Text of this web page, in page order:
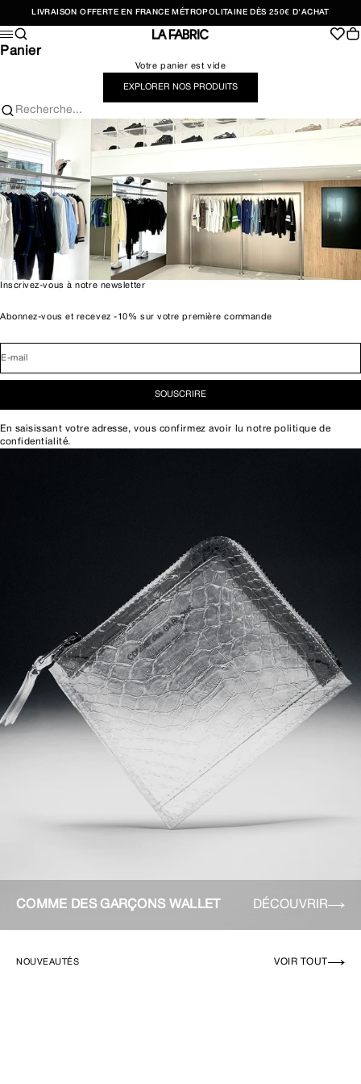
LIVRAISON OFFERTE EN FRANCE MÉTROPOLITAINE DÈS 250€ D'ACHAT
LA FABRIC SHOP
Menu
Recherche
Panier
Votre panier est vide
EXPLORER NOS PRODUITS
Recherche...
Inscrivez-vous à notre newsletter
Abonnez-vous et recevez -10% sur votre première commande
E-mail
SOUSCRIRE
En saisissant votre adresse, vous confirmez avoir lu notrepolitique de
confidentialité.
COMME DES GARÇONS WALLET DÉCOUVRIR
NOUVEAUTÉS VOIR TOUT